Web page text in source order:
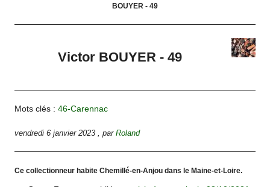
BOUYER - 49
Victor BOUYER - 49
Mots clés :46-Carennac
vendredi 6 janvier 2023 ,parRoland
Ce collectionneur habite Chemillé-en-Anjou dans le Maine-et-Loire.